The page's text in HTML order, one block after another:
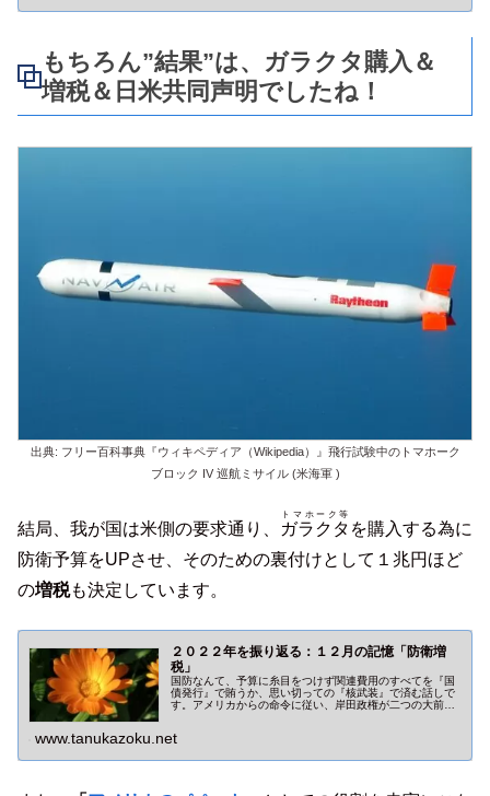
もちろん”結果”は、ガラクタ購入＆
増税＆日米共同声明でしたね！
出典: フリー百科事典『ウィキペディア（Wikipedia）』飛行試験中のトマホーク
ブロック IV 巡航ミサイル (米海軍 )
結局、我が国は米側の要求通り、 ガラクタ
トマホーク等
を購入する為に
防衛予算をUPさせ、そのための裏付けとして１兆円ほど
の増税も決定しています。
２０２２年を振り返る：１２月の記憶「防衛増
税」
国防なんて、予算に糸目をつけず関連費用のすべてを『国
債発行』で賄うか、思い切っての『核武装』で済む話しで
す。アメリカからの命令に従い、岸田政権が二つの大前提
www.tanukazoku.net